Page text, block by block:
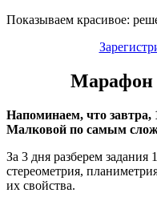
Показываем красивое:
Марафон
Напоминаем, что завтра,
Малковой по самым
За 3 дня разберем
стереометрия,
их свойства.